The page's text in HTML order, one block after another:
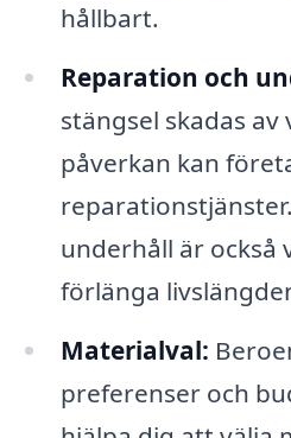
hållbart.
Reparation och
stängsel skadas
påverkan kan
underhåll är också
förlänga
Materialval:
preferenser och